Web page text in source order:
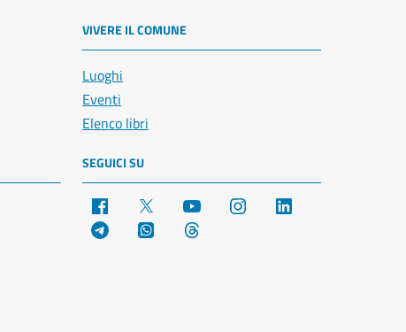
VIVERE IL COMUNE
Luoghi
Eventi
Elenco libri
SEGUICI SU
Facebook YouTube Instagram
Telegram WhatsApp